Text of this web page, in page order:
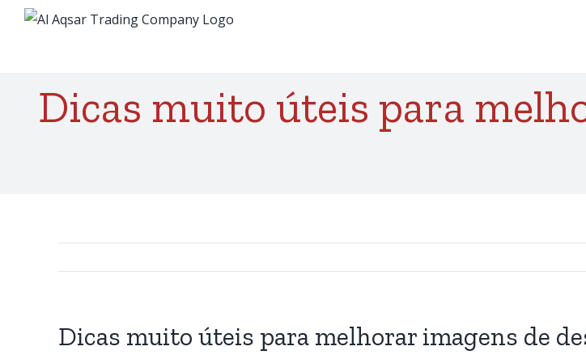
Skip
Dicas muito úteis para
Dicas muito úteis para melhorar imagens de